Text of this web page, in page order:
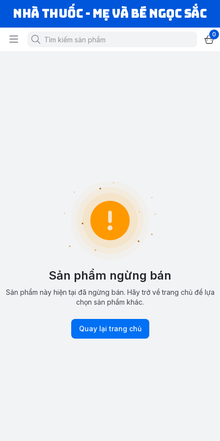
Nhà Thuốc - Mẹ và Bé Ngọc Sắc
0
Sản phẩm ngừng bán
Sản phẩm này hiện tại đã ngừng bán. Hãy trở về trang chủ để lựa
chọn sản phẩm khác.
Quay lại trang chủ